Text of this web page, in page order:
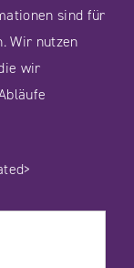
sind für
Wir nutzen
wir